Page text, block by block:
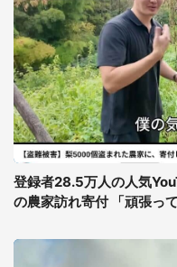
登録者28.5万人の人気
の農家訪れ寄付 「頑張っ